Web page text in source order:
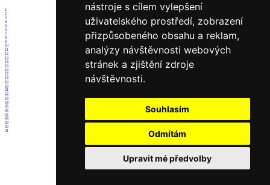
nástroje s cílem vylepšení
uživatelského prostředí, zobrazení
přizpůsobeného obsahu a reklam,
analýzy návštěvnosti webových
stránek a zjištění zdroje
návštěvnosti.
Souhlasím
Odmítám
Upravit mé předvolby
1
2
3
4
5
6
7
8
9
10
11
12
13
14
15
16
17
18
19
20
21
22
23
24
25
26
27
28
29
30
31